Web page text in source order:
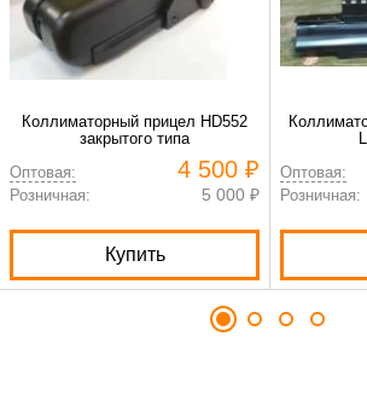
Коллиматорный прицел HD552
закрытого типа
Оптовая:
4 500 ₽
Розничная: 5 000 ₽
Купить
Оптовая:
Розничная: